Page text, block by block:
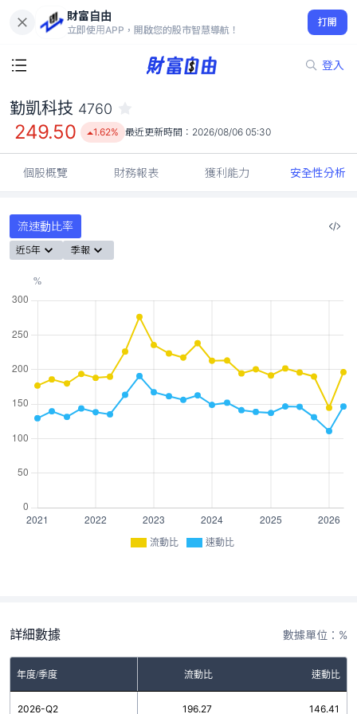
財富自由
立即使用APP，開啟您的股市智慧導航！
打開
登入
249.50
1.62%
勤凱科技 4760
249.50 1.62% 最近更新時間： 2026/08/06 05:30
個股概覽 財務報表 獲利能力 安全性分析
流速動比率
近5年 季報
流動比 速動比
詳細數據 數據單位：%
年度/季度 流動比 速動比
2026-Q2 196.27 146.41